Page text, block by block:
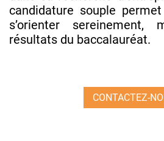
candidature souple
s’orienter sereinement,
résultats du baccalauréat.
CONTACTEZ-